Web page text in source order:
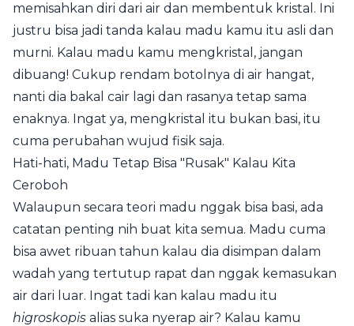
memisahkan diri dari air dan membentuk kristal. Ini
justru bisa jadi tanda kalau madu kamu itu asli dan
murni. Kalau madu kamu mengkristal, jangan
dibuang! Cukup rendam botolnya di air hangat,
nanti dia bakal cair lagi dan rasanya tetap sama
enaknya. Ingat ya, mengkristal itu bukan basi, itu
cuma perubahan wujud fisik saja.
Hati-hati, Madu Tetap Bisa "Rusak" Kalau Kita
Ceroboh
Walaupun secara teori madu nggak bisa basi, ada
catatan penting nih buat kita semua. Madu cuma
bisa awet ribuan tahun kalau dia disimpan dalam
wadah yang tertutup rapat dan nggak kemasukan
air dari luar. Ingat tadi kan kalau madu itu
higroskopis alias suka nyerap air? Kalau kamu